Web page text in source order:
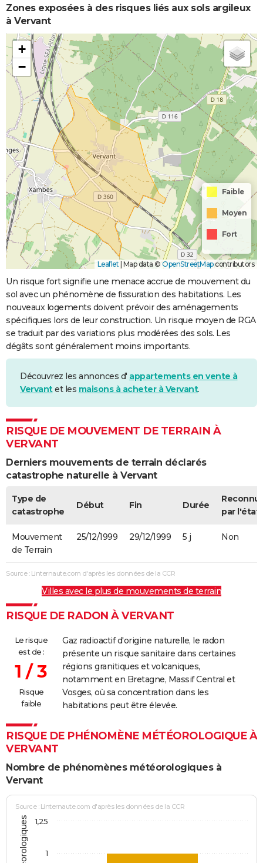
Zones exposées à des risques liés aux sols argileux
à Vervant
+
−
Faible
Moyen
Fort
Leaflet | Map data © OpenStreetMapcontributors
Un risque fort signifie une menace accrue de mouvement du
sol avec un phénomène de fissuration des habitations. Les
nouveaux logements doivent prévoir des aménagements
spécifiques lors de leur construction. Un risque moyen de RGA
se traduit par des variations plus modérées des sols. Les
dégâts sont généralement moins importants.
Découvrez les annonces d' appartements en vente à
Vervantet les maisons à acheter à Vervant.
RISQUE DE MOUVEMENT DE TERRAIN À
VERVANT
Derniers mouvements de terrain déclarés
catastrophe naturelle à Vervant
Type de
catastrophe
Début Fin Durée
par l'état
Mouvement
de Terrain
25/12/1999 29/12/1999 5 j Non
Source : Linternaute.com d'après les données de la CCR
Villes avec le plus de mouvements de terrain
RISQUE DE RADON À VERVANT
Le risque
est de :
1 / 3
Risque
faible
Gaz radioactif d'origine naturelle, le radon
présente un risque sanitaire dans certaines
régions granitiques et volcaniques,
notamment en Bretagne, Massif Central et
Vosges, où sa concentration dans les
habitations peut être élevée.
RISQUE DE PHÉNOMÈNE MÉTÉOROLOGIQUE À
VERVANT
Nombre de phénomènes météorologiques à
Vervant
Source : Linternaute.com d'après les données de la CCR
1
1,25